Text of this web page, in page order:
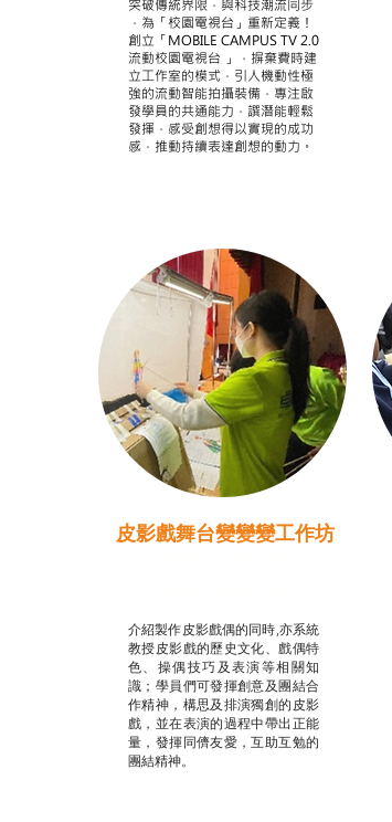
突破傳統界限，與科技潮流同步
，為「校園電視台」重新定義！
創立「MOBILE CAMPUS TV 2.0
流動校園電視台 」，摒棄費時建
立工作室的模式，引人機動性極
強的流動智能拍攝裝備，專注啟
發學員的共通能力，譔潛能輕鬆
發揮，感受創想得以實現的成功
感，推動持續表達創想的動力。
皮影戲舞台變變變工作坊
介紹製作皮影戲偶的同時,亦系統
教授皮影戲的歷史文化、戲偶特
色、操偶技巧及表演等相關知
識；學員們可發揮創意及團結合
作精神，構思及排演獨創的皮影
戲，並在表演的過程中帶出正能
量，發揮同儕友愛，互助互勉的
團結精神。